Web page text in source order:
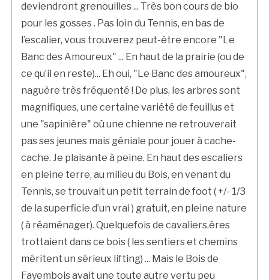
deviendront grenouilles ... Très bon cours de bio
pour les gosses . Pas loin du Tennis, en bas de
l’escalier, vous trouverez peut-être encore "Le
Banc des Amoureux" ... En haut de la prairie (ou de
ce qu’il en reste)... Eh oui, "Le Banc des amoureux",
naguère très fréquenté ! De plus, les arbres sont
magnifiques, une certaine variété de feuillus et
une "sapinière" où une chienne ne retrouverait
pas ses jeunes mais géniale pour jouer à cache-
cache. Je plaisante à peine. En haut des escaliers
en pleine terre, au milieu du Bois, en venant du
Tennis, se trouvait un petit terrain de foot ( +/- 1/3
de la superficie d’un vrai ) gratuit, en pleine nature
( à réaménager). Quelquefois de cavaliers.ères
trottaient dans ce bois ( les sentiers et chemins
méritent un sérieux lifting) ... Mais le Bois de
Fayembois avait une toute autre vertu peu